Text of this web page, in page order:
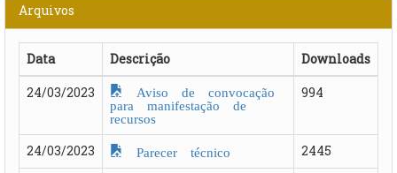
Arquivos
Data Descrição
Downloads
24/03/2023
Aviso de convocação
para manifestação de
recursos
994
24/03/2023 Parecer técnico
2445